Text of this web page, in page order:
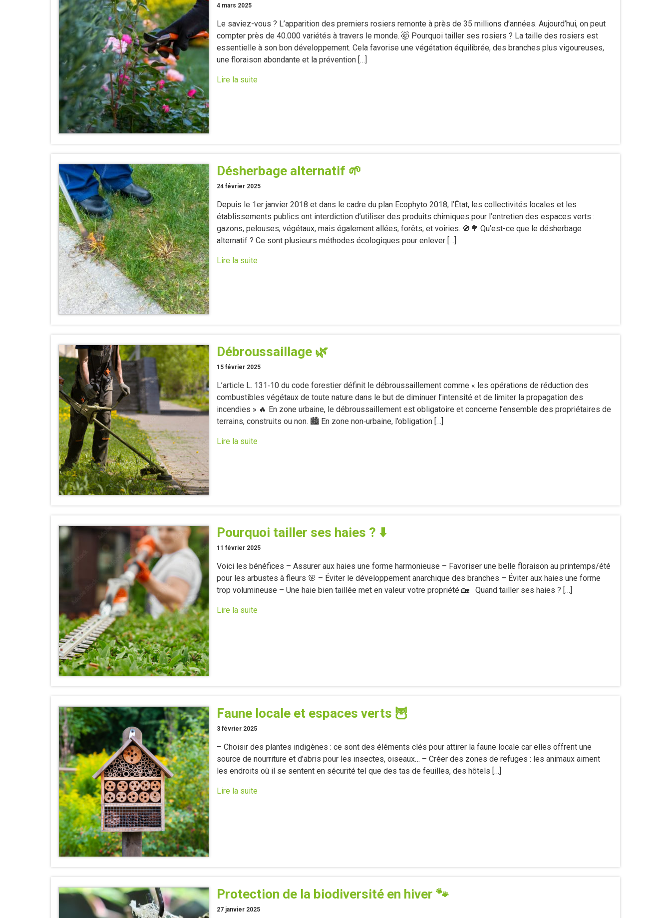
4 mars 2025
Le saviez-vous ? L’apparition des premiers rosiers remonte à près de 35 millions d’années. Aujourd’hui, on peut
compter près de 40.000 variétés à travers le monde. 🤯 Pourquoi tailler ses rosiers ? La taille des rosiers est
essentielle à son bon développement. Cela favorise une végétation équilibrée, des branches plus vigoureuses,
une floraison abondante et la prévention […]
Lire la suite
Désherbage alternatif 🌱
24 février 2025
Depuis le 1er janvier 2018 et dans le cadre du plan Ecophyto 2018, l’État, les collectivités locales et les
établissements publics ont interdiction d’utiliser des produits chimiques pour l’entretien des espaces verts :
gazons, pelouses, végétaux, mais également allées, forêts, et voiries. 🚫🌳 Qu’est-ce que le désherbage
alternatif ? Ce sont plusieurs méthodes écologiques pour enlever […]
Lire la suite
Débroussaillage 🌿
15 février 2025
L’article L. 131‑10 du code forestier définit le débroussaillement comme « les opérations de réduction des
combustibles végétaux de toute nature dans le but de diminuer l’intensité et de limiter la propagation des
incendies » 🔥 En zone urbaine, le débroussaillement est obligatoire et concerne l’ensemble des propriétaires de
terrains, construits ou non. 🏙️ En zone non‑urbaine, l’obligation […]
Lire la suite
Pourquoi tailler ses haies ? ⬇️
11 février 2025
Voici les bénéfices – Assurer aux haies une forme harmonieuse – Favoriser une belle floraison au printemps/été
pour les arbustes à fleurs 🌸 – Éviter le développement anarchique des branches – Éviter aux haies une forme
trop volumineuse – Une haie bien taillée met en valeur votre propriété 🏡 Quand tailler ses haies ? […]
Lire la suite
Faune locale et espaces verts 🦉
3 février 2025
– Choisir des plantes indigènes : ce sont des éléments clés pour attirer la faune locale car elles offrent une
source de nourriture et d’abris pour les insectes, oiseaux… – Créer des zones de refuges : les animaux aiment
les endroits où il se sentent en sécurité tel que des tas de feuilles, des hôtels […]
Lire la suite
Protection de la biodiversité en hiver 🐾
27 janvier 2025